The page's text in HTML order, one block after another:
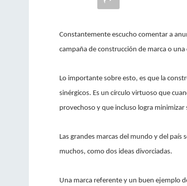
Constantemente escucho comentar a
campaña de construcción de marca o
Lo importante sobre esto, es que la
sinérgicos. Es un círculo virtuoso que
provechoso y que incluso logra
Las grandes marcas del mundo y del
muchos, como dos ideas divorciadas.
Una marca referente y un buen ejemplo